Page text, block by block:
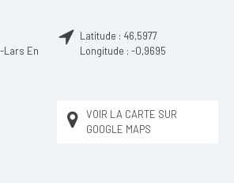
Lars En
Latitude : 46,5977
Longitude : -0,9695
VOIR LA CARTE SUR
GOOGLE MAPS